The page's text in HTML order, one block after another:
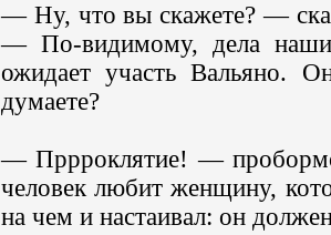
— Ну, что вы скажете? —
— По-видимому, дела
ожидает участь Вальяно.
думаете?
— Пррроклятие! —
человек любит женщину,
на чем и настаивал: он